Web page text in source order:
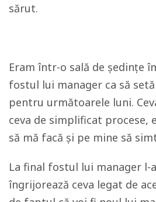
sărut.
Eram într-o sală de ședințe
fostul lui manager ca să
pentru următoarele luni.
ceva de simplificat procese,
să mă facă și pe mine să
La final fostul lui manager l-
îngrijorează ceva legat de